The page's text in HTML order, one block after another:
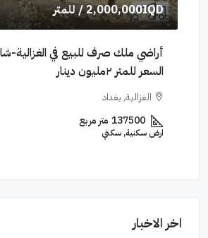
2,000,000IQD/ للمتر
أراضي ملك صرف للبيع في الغزالية-
السعر للمتر ٢مليون دينار
الغزالية, بغداد
137500 متر مربع
ارض سكنية, سكني
اخر الاخبار